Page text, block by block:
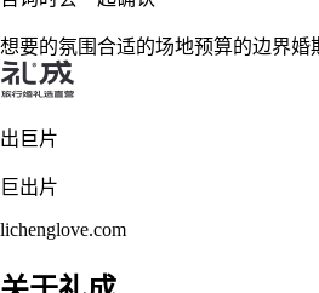
想要的氛围合适的场地预算的边界婚
出巨片
巨出片
lichenglove.com